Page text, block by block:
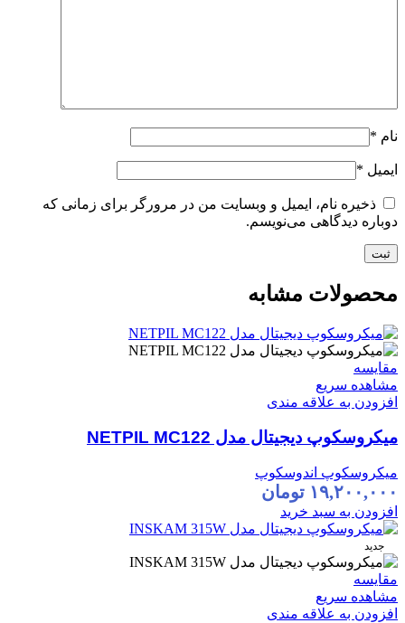
نام *
ایمیل *
ذخیره نام، ایمیل و وبسایت من در مرورگر برای زمانی که
دوباره دیدگاهی می‌نویسم.
محصولات مشابه
مقایسه
مشاهده سریع
افزودن به علاقه مندی
میکروسکوپ دیجیتال مدل NETPIL MC122
میکروسکوپ اندوسکوپ
۱۹,۲۰۰,۰۰۰ تومان
افزودن به سبد خرید
جدید
مقایسه
مشاهده سریع
افزودن به علاقه مندی